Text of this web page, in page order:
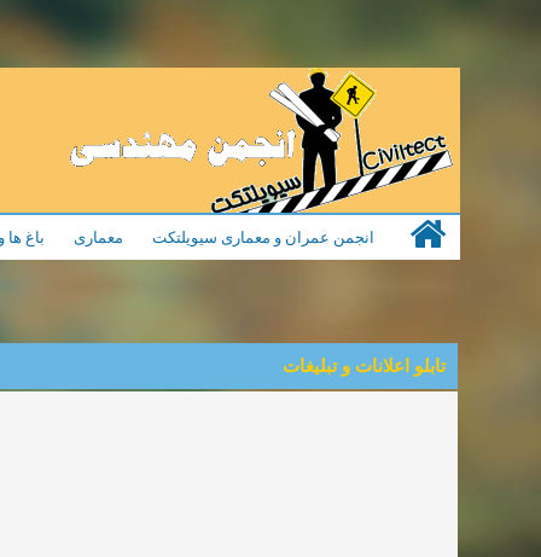
انجمن عمران و معماری سیویلتکت معماری باغ
تابلو اعلانات و تبلیغات